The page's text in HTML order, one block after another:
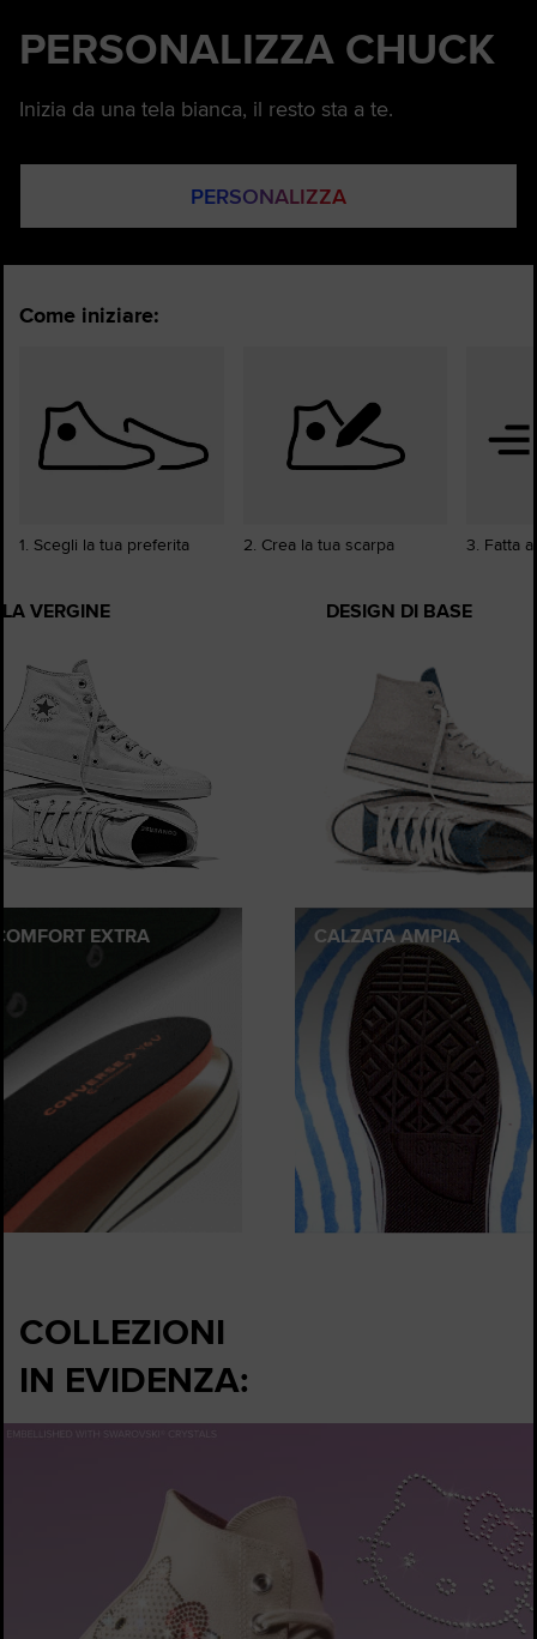
PERSONALIZZA CHUCK
Inizia da una tela bianca, il resto sta a te.
PERSONALIZZA
Come iniziare:
1. Scegli la tua preferita 2. Crea la tua scarpa 3. Fatta
VERGINE DESIGN DI BASE
EXTRA CALZATA AMPIA
COLLEZIONI
IN EVIDENZA: